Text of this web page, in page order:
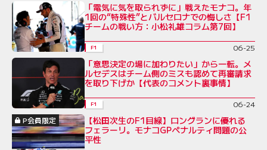
「電気に気を取られずに」戦えたモナコ。年
1回の“特殊性”とバルセロナでの悔しさ【F1
チームの戦い方：小松礼雄コラム第7回】
F1 06-25
「意思決定の場に加わりたい」から一転。メ
ルセデスはチーム側のミスも認めて再審請求
を取り下げか【代表のコメント裏事情】
F1
06-24
P会員限定
【松田次生のF1目線】ロングランに優れる
フェラーリ。モナコGPペナルティ問題の公
平性